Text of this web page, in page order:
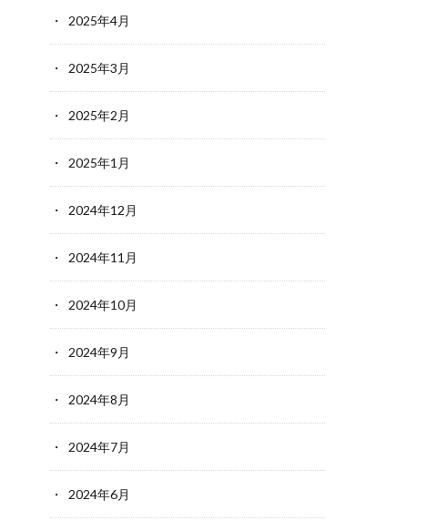
2025年4月
2025年3月
2025年2月
2025年1月
2024年12月
2024年11月
2024年10月
2024年9月
2024年8月
2024年7月
2024年6月